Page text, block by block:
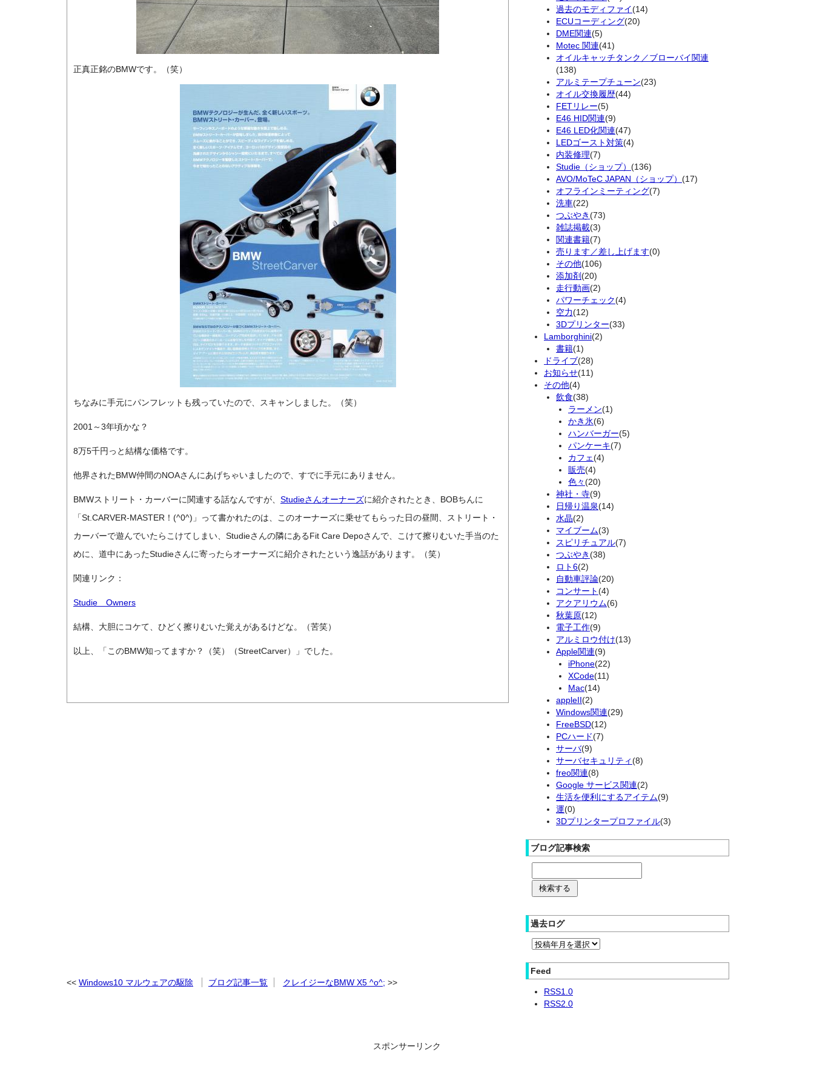
正真正銘のBMWです。（笑）
ちなみに手元にパンフレットも残っていたので、スキャンしました。（笑）
2001～3年頃かな？
8万5千円っと結構な価格です。
他界されたBMW仲間のNOAさんにあげちゃいましたので、すでに手元にありません。
BMWストリート・カーバーに関連する話なんですが、 Studieさんオーナーズに紹介されたとき、BOBちんに
「St.CARVER-MASTER！(^0^)」って書かれたのは、このオーナーズに乗せてもらった日の昼間、ストリート・
カーバーで遊んでいたらこけてしまい、Studieさんの隣にあるFit Care Depoさんで、こけて擦りむいた手当のた
めに、道中にあったStudieさんに寄ったらオーナーズに紹介されたという逸話があります。（笑）
関連リンク：
Studie Owners
結構、大胆にコケて、ひどく擦りむいた覚えがあるけどな。（苦笑）
以上、「このBMW知ってますか？（笑）（StreetCarver）」でした。
Windows10 マルウェアの駆除 ブログ記事一覧 クレイジーなBMW X5 ^o^;
過去のモディファイ(14)
ECUコーディング(20)
DME関連(5)
Motec 関連(41)
オイルキャッチタンク／ブローバイ関連
(138)
アルミテープチューン(23)
オイル交換履歴(44)
FETリレー(5)
E46 HID関連(9)
E46 LED化関連(47)
LEDゴースト対策(4)
内装修理(7)
Studie（ショップ） (136)
AVO/MoTeC JAPAN（ショップ） (17)
オフラインミーティング(7)
洗車(22)
つぶやき(73)
雑誌掲載(3)
関連書籍(7)
売ります／差し上げます(0)
その他(106)
添加剤(20)
走行動画(2)
パワーチェック(4)
空力(12)
3Dプリンター(33)
Lamborghini(2)
書籍(1)
ドライブ(28)
お知らせ(11)
その他(4)
飲食(38)
ラーメン(1)
かき氷(6)
ハンバーガー(5)
パンケーキ(7)
カフェ(4)
販売(4)
色々(20)
神社・寺(9)
日帰り温泉(14)
水晶(2)
マイブーム(3)
スピリチュアル(7)
つぶやき(38)
ロト6(2)
自動車評論(20)
コンサート(4)
アクアリウム(6)
秋葉原(12)
電子工作(9)
アルミロウ付け(13)
Apple関連(9)
iPhone(22)
XCode(11)
Mac(14)
appleII(2)
Windows関連(29)
FreeBSD(12)
PCハード(7)
サーバ(9)
サーバセキュリティ(8)
freo関連(8)
Google サービス関連(2)
生活を便利にするアイテム(9)
運(0)
3Dプリンタープロファイル(3)
ブログ記事検索
過去ログ
Feed
RSS1.0
RSS2.0
スポンサーリンク